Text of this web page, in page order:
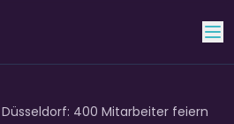
400 Mitarbeiter feiern